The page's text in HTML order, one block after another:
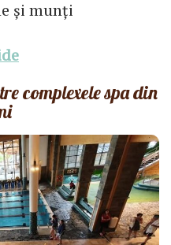
și munți
complexele spa din